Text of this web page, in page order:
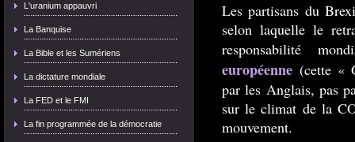
L'uranium appauvri
La Banquise
La Bible et les Sumériens
La dictature mondiale
La FED et le FMI
La fin programmée de la démocratie
Les partisans du
selon laquelle le
responsabilité
européenne (cette «
par les Anglais, pas
sur le climat de la
mouvement.